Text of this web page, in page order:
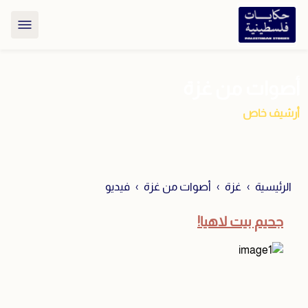
أرشيف خاص
الرئيسية غزة أصوات من غزة فيديو
جحيم بيت لاهيا!